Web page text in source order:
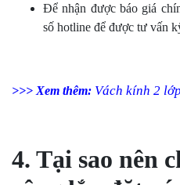
Để nhận được báo giá
số hotline để được tư vấn
>>> Xem thêm: Vách kính 2 lớp
4. Tại sao nên